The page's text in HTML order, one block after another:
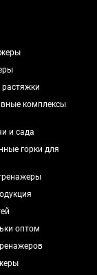
комплексы
и сада
горки для
оптом